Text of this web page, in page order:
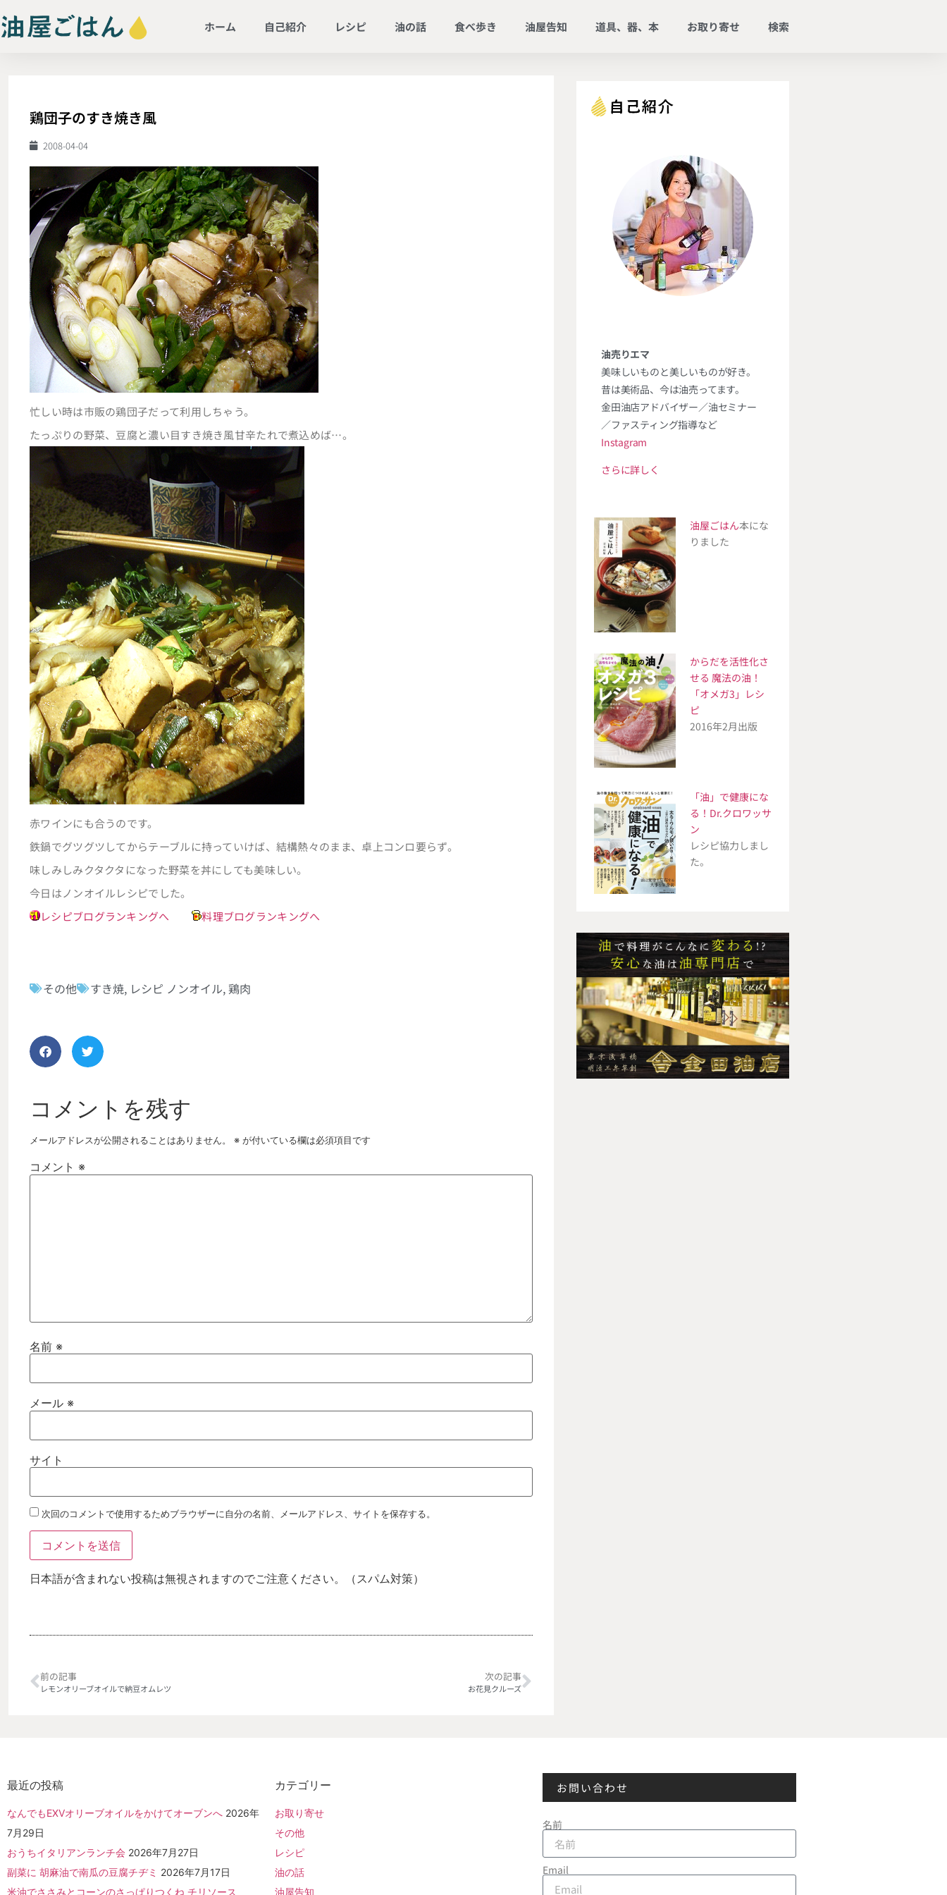
ホーム 自己紹介 レシピ 油の話 食べ歩き 油屋告知 道具、器、本 お取り寄せ 検索
鶏団子のすき焼き風
2008-04-04
忙しい時は市販の鶏団子だって利用しちゃう。
たっぷりの野菜、豆腐と濃い目すき焼き風甘辛たれで煮込めば…。
赤ワインにも合うのです。
鉄鍋でグツグツしてからテーブルに持っていけば、結構熱々のまま、卓上コンロ要らず。
味しみしみクタクタになった野菜を丼にしても美味しい。
今日はノンオイルレシピでした。
レシピブログランキングへ
料理ブログランキングへ
その他 すき焼, レシピ ノンオイル,鶏肉
コメントを残す
メールアドレスが公開されることはありません。 ※ が付いている欄は必須項目です
コメント ※
名前 ※
メール ※
サイト
次回のコメントで使用するためブラウザーに自分の名前、メールアドレス、サイトを保存する。
日本語が含まれない投稿は無視されますのでご注意ください。（スパム対策）
前の記事
レモンオリーブオイルで納豆オムレツ
次の記事
お花見クルーズ
油売りエマ
美味しいものと美しいものが好き。
昔は美術品、今は油売ってます。
金田油店アドバイザー／油セミナー
／ファスティング指導など
Instagram
さらに詳しく
油屋ごはん本にな
りました
からだを活性化さ
せる 魔法の油！
「オメガ3」レシ
ピ
2016年2月出版
「油」で健康にな
る！Dr.クロワッサ
ン
レシピ協力しまし
た。
最近の投稿
なんでもEXVオリーブオイルをかけてオーブンへ 2026年
7月29日
おうちイタリアンランチ会 2026年7月27日
副菜に 胡麻油で南瓜の豆腐チヂミ 2026年7月17日
米油でささみとコーンのさっぱりつくね チリソース
カテゴリー
お取り寄せ
その他
レシピ
油の話
油屋告知
お問い合わせ
名前
Email